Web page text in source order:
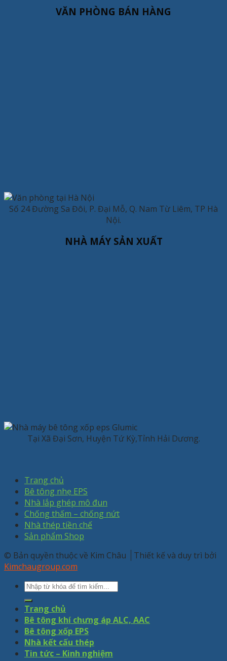
VĂN PHÒNG BÁN HÀNG
Số 24 Đường Sa Đôi, P. Đại Mỗ, Q. Nam Từ Liêm, TP Hà
Nội.
NHÀ MÁY SẢN XUẤT
Tại Xã Đại Sơn, Huyện Tứ Kỳ,Tỉnh Hải Dương.
Trang chủ
Bê tông nhẹ EPS
Nhà lắp ghép mô đun
Chống thấm – chống nứt
Nhà thép tiền chế
Sản phẩm Shop
© Bản quyền thuộc về Kim Châu
Thiết kế và duy trì bởi
Kimchaugroup.com
Trang chủ
Bê tông khí chưng áp ALC, AAC
Bê tông xốp EPS
Nhà kết cấu thép
Tin tức – Kinh nghiệm